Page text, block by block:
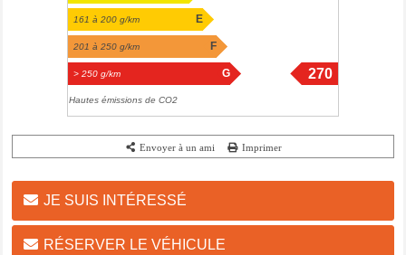
161 à 200 g/km E
201 à 250 g/km F
> 250 g/km G
270
Hautes émissions de CO2
Envoyer à un ami Imprimer
JE SUIS INTÉRESSÉ
RÉSERVER LE VÉHICULE